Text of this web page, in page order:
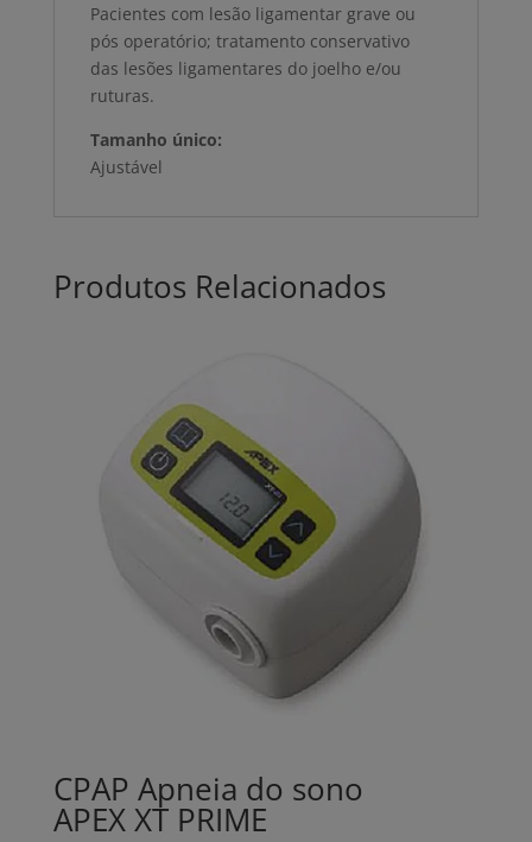
Pacientes com lesão ligamentar grave ou
pós operatório; tratamento conservativo
das lesões ligamentares do joelho e/ou
ruturas.
Tamanho único:
Ajustável
Produtos Relacionados
CPAP Apneia do sono
APEX XT PRIME